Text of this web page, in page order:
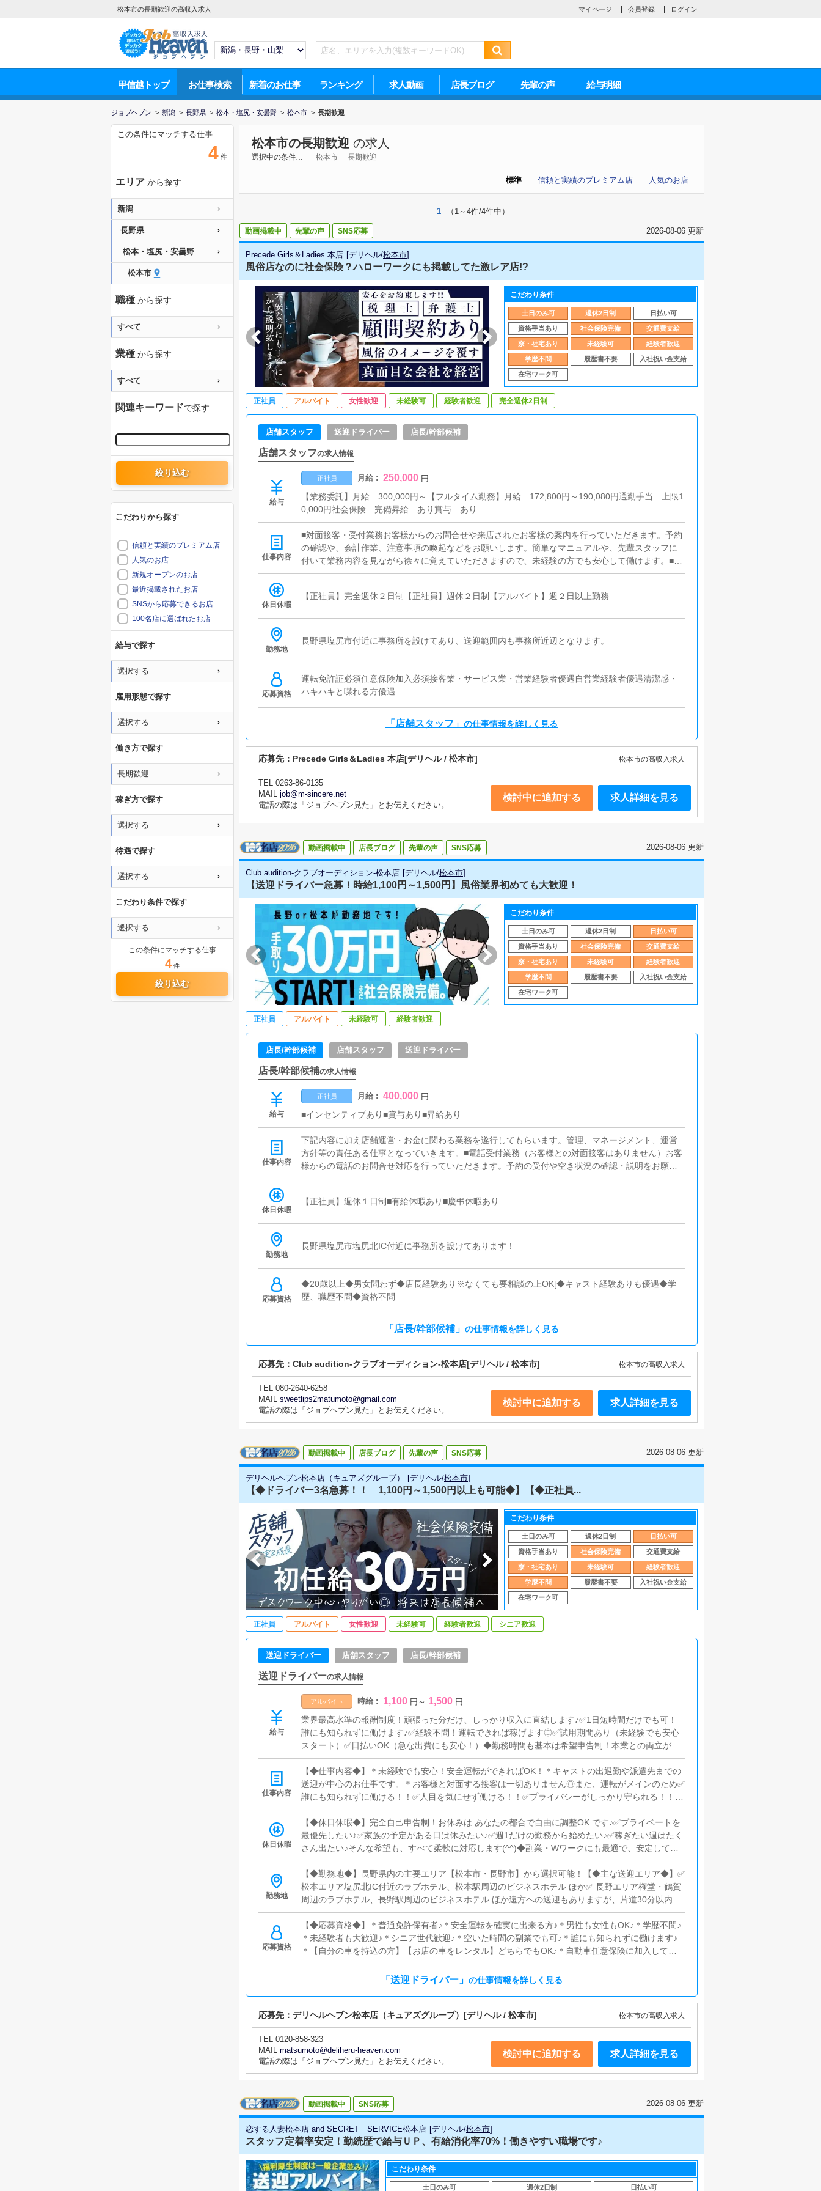
松本市の長期歓迎の高収入求人 マイページ 会員登録 ログイン
甲信越トップ お仕事検索 新着のお仕事 ランキング 求人動画 店長ブログ 先輩の声 給与明細
ジョブヘブン > 新潟 > 長野県 > 松本・塩尻・安曇野 > 松本市 > 長期歓迎
松本市の長期歓迎 の求人
選択中の条件… 松本市 長期歓迎
人気のお店
信頼と実績のプレミアム店
標準
1 （1～4件/4件中）
動画掲載中 先輩の声 SNS応募 2026-08-06 更新
Precede Girls＆Ladies 本店 [デリヘル/松本市]
風俗店なのに社会保険？ハローワークにも掲載してた激レア店!?
こだわり条件
土日のみ可 週休2日制 日払い可
資格手当あり 社会保険完備 交通費支給
寮・社宅あり 未経験可 経験者歓迎
学歴不問 履歴書不要 入社祝い金支給
在宅ワーク可
正社員 アルバイト 女性歓迎 未経験可 経験者歓迎 完全週休2日制
店舗スタッフ 送迎ドライバー 店長/幹部候補
店舗スタッフの求人情報
給与
正社員 月給 : 250,000 円
【業務委託】月給 300,000円～【フルタイム勤務】月給 172,800円～190,080円通勤手当 上限1
0,000円社会保険 完備昇給 あり賞与 あり
仕事内容
■対面接客・受付業務お客様からのお問合せや来店されたお客様の案内を行っていただきます。予約
の確認や、会計作業、注意事項の喚起などをお願いします。簡単なマニュアルや、先輩スタッフに
付いて業務内容を見ながら徐々に覚えていただきますので、未経験の方でも安心して働けます。■キ
ャスト管理お店で働いていただいているキャストの方が稼げるようにインターネットを使ったPR
ど、ポータルサイト等の店舗情報更新作業を行っていただきます。キャストの出勤情報やイベン
ャストの方に快適にお過ごしいただくため、店内の清掃や備品の管理・補充を行っていただきま
休日休暇
【正社員】完全週休２日制【正社員】週休２日制【アルバイト】週２日以上勤務
勤務地
長野県塩尻市付近に事務所を設けてあり、送迎範囲内も事務所近辺となります。
応募資格
運転免許証必須任意保険加入必須接客業・サービス業・営業経験者優遇自営業経験者優遇清潔感・
ハキハキと喋れる方優遇
「店舗スタッフ」 の仕事情報を詳しく見る
応募先： Precede Girls＆Ladies 本店[デリヘル / 松本市] 松本市の高収入求人
TEL 0263-86-0135
MAIL job@m-sincere.net
電話の際は「ジョブヘブン見た」とお伝えください。
検討中に追加する 求人詳細を見る
動画掲載中 店長ブログ 先輩の声 SNS応募 2026-08-06 更新
Club audition-クラブオーディション-松本店 [デリヘル/松本市]
【送迎ドライバー急募！時給1,100円～1,500円】風俗業界初めても大歓迎！
こだわり条件
土日のみ可 週休2日制 日払い可
資格手当あり 社会保険完備 交通費支給
寮・社宅あり 未経験可 経験者歓迎
学歴不問 履歴書不要 入社祝い金支給
在宅ワーク可
正社員 アルバイト 未経験可 経験者歓迎
店長/幹部候補 店舗スタッフ 送迎ドライバー
店長/幹部候補の求人情報
給与
正社員 月給 : 400,000 円
■インセンティブあり■賞与あり■昇給あり
仕事内容
下記内容に加え店舗運営・お金に関わる業務を遂行してもらいます。管理、マネージメント、運営
方針等の責任ある仕事となっていきます。■電話受付業務（お客様との対面接客はありません）お客
様からの電話のお問合せ対応を行っていただきます。予約の受付や空き状況の確認・説明をお願い
します。予約の確定後はキャストやドライバーに通達します。簡単なマニュアルや先輩スタッフに
ど様々な企画を提案していただきます。【新規のお客様の増加】【お客様のリピート率の向上】
メ日記）などの使い方などのアドバイスを行っていただきます。■PC更新業務ヘブンネットなど、
人ブログの作成となります。基本的にはボタンを押すだけや、ブログの更新時に簡単に文字が入力
出来れば問題ありません。PCが苦手な人でも簡単にできます。■清掃・備品管理お客様やキャスト
の方に快適にお過ごしいただくため、店内の清掃や備品の管理・補充を行っていただきます。
休日休暇
【正社員】週休１日制■有給休暇あり■慶弔休暇あり
勤務地
長野県塩尻市塩尻北IC付近に事務所を設けてあります！
応募資格
◆20歳以上◆男女問わず◆店長経験あり※なくても要相談の上OK[◆キャスト経験ありも優遇◆学
歴、職歴不問◆資格不問
「店長/幹部候補」 の仕事情報を詳しく見る
応募先： Club audition-クラブオーディション-松本店[デリヘル / 松本市] 松本市の高収入求人
TEL 080-2640-6258
MAIL sweetlips2matumoto@gmail.com
電話の際は「ジョブヘブン見た」とお伝えください。
検討中に追加する 求人詳細を見る
動画掲載中 店長ブログ 先輩の声 SNS応募 2026-08-06 更新
デリヘルヘブン松本店（キュアズグループ） [デリヘル/松本市]
【◆ドライバー3名急募！！ 1,100円～1,500円以上も可能◆】【◆正社員...
こだわり条件
土日のみ可 週休2日制 日払い可
資格手当あり 社会保険完備 交通費支給
寮・社宅あり 未経験可 経験者歓迎
学歴不問 履歴書不要 入社祝い金支給
在宅ワーク可
正社員 アルバイト 女性歓迎 未経験可 経験者歓迎 シニア歓迎
送迎ドライバー 店舗スタッフ 店長/幹部候補
送迎ドライバーの求人情報
給与
アルバイト 時給 : 1,100 円 ～ 1,500 円
業界最高水準の報酬制度！頑張った分だけ、しっかり収入に直結します♪✅1日短時間だけでも可！
誰にも知られずに働けます♪✅経験不問！運転できれば稼げます◎✅試用期間あり（未経験でも安心
スタート）✅日払いOK（急な出費にも安心！）◆勤務時間も基本は希望申告制！本業との両立が可
能♪数時間だけでも安定収入に♪例えば…◆週1日 / 8時間本業が休みの日にアルバイト！◆週3日 / 1
日4時間副収入として最適！◆週5日 / フルタイム十分な生活収入を確保！【人目を気にせず・プラ
イバシーを守りながら】安全運転でコツコツ稼げるお仕事です(^^)※業務委託契約でのお仕事 とな
ります。
仕事内容
【◆仕事内容◆】＊未経験でも安心！安全運転ができればOK！＊キャストの出退勤や派遣先までの
送迎が中心のお仕事です。＊お客様と対面する接客は一切ありません◎また、運転がメインのため✅
誰にも知られずに働ける！！✅人目を気にせず働ける！！✅プライバシーがしっかり守られる！！✅
副業・Wワークにも最適！！という点も大きな魅力です！最初は先輩ドライバーが丁寧に同行しま
すので、道順や基本業務を学びながら、無理なくスタートできます！（送迎のない時間帯は、簡単
な関連業務をして頂く場合もございます）あなたの安全運転が、キャストの安心を支えます。空い
た時間を有効にご活用ください♪
休日休暇
【◆休日休暇◆】完全自己申告制！お休みは あなたの都合で自由に調整OK です♪✅プライベートを
最優先したい♪✅家族の予定がある日は休みたい♪✅週1だけの勤務から始めたい♪✅稼ぎたい週はたく
さん出たい♪そんな希望も、すべて柔軟に対応します(^^)◆副業・Wワークにも最適で、安定して長
く続けられる環境です。◆しっかり休むことも仕事の一つ。無理なく働けるスタイルで、安全運転
とキャストの安心を支えてください♪
勤務地
【◆勤務地◆】長野県内の主要エリア【松本市・長野市】から選択可能！【◆主な送迎エリア◆】✅
松本エリア塩尻北IC付近のラブホテル、松本駅周辺のビジネスホテル ほか✅ 長野エリア権堂・鶴賀
周辺のラブホテル、長野駅周辺のビジネスホテル ほか遠方への送迎もありますが、片道30分以内が
目安です◎◆人目を気にせずコツコツ働ける送迎業務♪◆長期安定の当グループで、あなたの空いた
時間を活用し、副業収入を♪
応募資格
【◆応募資格◆】＊普通免許保有者♪＊安全運転を確実に出来る方♪＊男性も女性もOK♪＊学歴不問♪
＊未経験者も大歓迎♪＊シニア世代歓迎♪＊空いた時間の副業でも可♪＊誰にも知られずに働けます♪
＊【自分の車を持込の方】【お店の車をレンタル】どちらでもOK♪＊自動車任意保険に加入してい
る方♪
「送迎ドライバー」 の仕事情報を詳しく見る
応募先： デリヘルヘブン松本店（キュアズグループ） [デリヘル / 松本市] 松本市の高収入求人
TEL 0120-858-323
MAIL matsumoto@deliheru-heaven.com
電話の際は「ジョブヘブン見た」とお伝えください。
検討中に追加する 求人詳細を見る
動画掲載中 SNS応募 2026-08-06 更新
恋する人妻松本店 and SECRET SERVICE松本店 [デリヘル/松本市]
スタッフ定着率安定！勤続歴で給与ＵＰ、有給消化率70%！働きやすい職場です♪
こだわり条件
土日のみ可 週休2日制 日払い可
この条件にマッチする仕事
4 件
エリア から探す
新潟
長野県
松本・塩尻・安曇野
松本市
職種 から探す
すべて
業種 から探す
すべて
関連キーワードで探す
絞り込む
こだわりから探す
信頼と実績のプレミアム店
人気のお店
新規オープンのお店
最近掲載されたお店
SNSから応募できるお店
100名店に選ばれたお店
給与で探す
選択する
雇用形態で探す
選択する
働き方で探す
長期歓迎
稼ぎ方で探す
選択する
待遇で探す
選択する
こだわり条件で探す
選択する
この条件にマッチする仕事
4 件
絞り込む